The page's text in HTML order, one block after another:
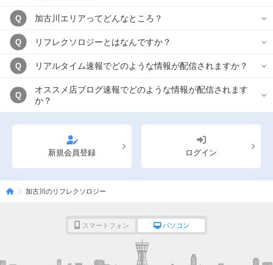
Q 加古川エリアってどんなところ？
Q リフレクソロジーとはなんですか？
Q リアルタイム速報でどのような情報が配信されますか？
Q
オススメ店ブログ速報でどのような情報が配信されます
か？
新規会員登録 ログイン
加古川のリフレクソロジー
スマートフォン パソコン